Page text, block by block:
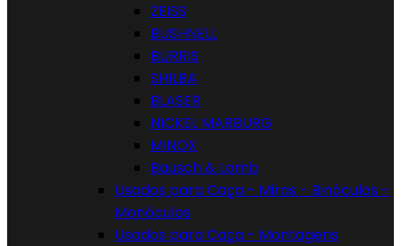
ZEISS
BUSHNELL
BURRIS
SHILBA
BLASER
NICKEL MARBURG
MINOX
Bausch & Lomb
Usados para Caça - Miras - Binóculos -
Monóculos
Usados para Caça - Montagens